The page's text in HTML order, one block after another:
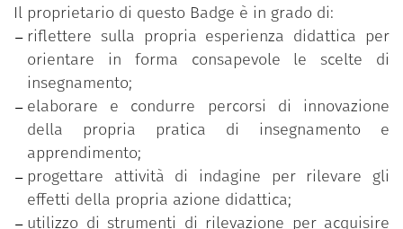
formazione teorico-pratico Learning to Teach (L2T)
per la costruzione di competenze di base
all’insegnamento universitario focalizzato su
modelli learner centered sviluppato all’interno di
comunità professionali interdisciplinari. L’attività di
progetto si struttura attraverso la realizzazione di
esperienze innovative, condotte con logiche di
ricerca, in grado di far emergere evidenze
empiriche per la riflessione e la valutazione della
propria pratica didattica e funzionali anche alla
Il proprietario di questo Badge è in grado di:
riflettere sulla propria esperienza didattica per
orientare in forma consapevole le scelte di
insegnamento;
elaborare e condurre percorsi di innovazione
della propria pratica di insegnamento e
apprendimento;
progettare attività di indagine per rilevare gli
effetti della propria azione didattica;
utilizzo di strumenti di rilevazione per acquisire